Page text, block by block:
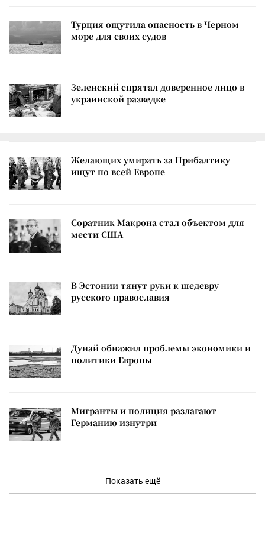
Турция ощутила опасность в Черном
море для своих судов
Зеленский спрятал доверенное лицо в
украинской разведке
Желающих умирать за Прибалтику
ищут по всей Европе
Соратник Макрона стал объектом для
мести США
В Эстонии тянут руки к шедевру
русского православия
Дунай обнажил проблемы экономики и
политики Европы
Мигранты и полиция разлагают
Германию изнутри
Показать ещё